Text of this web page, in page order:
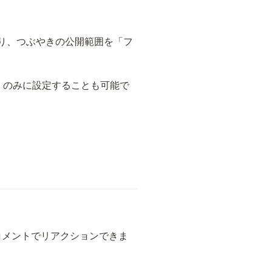
、つぶやきの公開範囲を「フ
みに設定することも可能で
ントでリアクションできま